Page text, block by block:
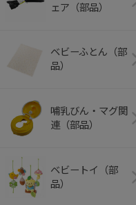
ェア（部品）
ベビーふとん（部
品）
哺乳びん・マグ関
連（部品）
ベビートイ（部
品）